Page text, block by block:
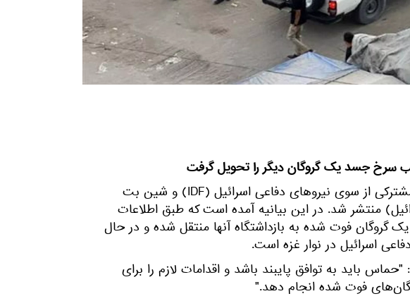
سرخ جسد یک گروگان دیگر را تحویل گرفت
این خبر در بیانیه مشترکی از سوی نیروهای دفاعی اسرائیل (IDF) و شین بت
منتشر شد. در این بیانیه آمده است که طبق اطلاعات
فوت شده به بازداشتگاه آنها منتقل شده و در حال
اسرائیل در نوار غزه است.
باید به توافق پایبند باشد و اقدامات لازم را برای
فوت شده انجام دهد."